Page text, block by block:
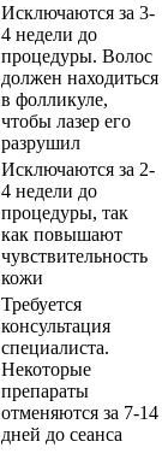
Исключаются за 3-
4 недели до
процедуры. Волос
должен находиться
в фолликуле,
чтобы лазер его
разрушил
Исключаются за 2-
4 недели до
процедуры, так
как повышают
чувствительность
кожи
Требуется
консультация
специалиста.
Некоторые
препараты
отменяются за 7-14
дней до сеанса